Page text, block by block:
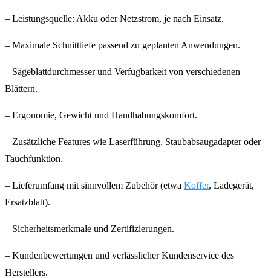
– Leistungsquelle: Akku oder Netzstrom, je nach Einsatz.
– Maximale Schnitttiefe passend zu geplanten Anwendungen.
– Sägeblattdurchmesser und Verfügbarkeit von verschiedenen
Blättern.
– Ergonomie, Gewicht und Handhabungskomfort.
– Zusätzliche Features wie Laserführung, Staubabsaugadapter oder
Tauchfunktion.
– Lieferumfang mit sinnvollem Zubehör (etwa Koffer, Ladegerät,
Ersatzblatt).
– Sicherheitsmerkmale und Zertifizierungen.
– Kundenbewertungen und verlässlicher Kundenservice des
Herstellers.